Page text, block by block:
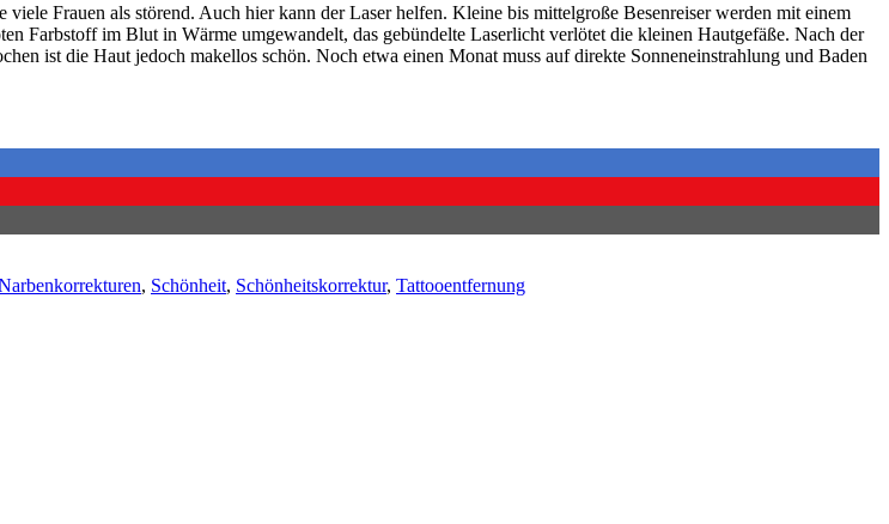
Frauen als störend. Auch hier kann der Laser helfen. Kleine bis mittelgroße Besenreiser werden mit einem
Farbstoff im Blut in Wärme umgewandelt, das gebündelte Laserlicht verlötet die kleinen Hautgefäße. Nach der
ist die Haut jedoch makellos schön. Noch etwa einen Monat muss auf direkte Sonneneinstrahlung und Baden
, Schönheit, Schönheitskorrektur, Tattooentfernung